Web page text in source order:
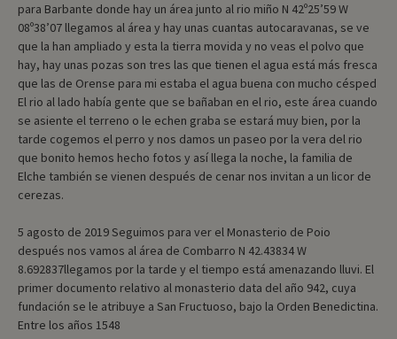
para Barbante donde hay un área junto al rio miño N 42º25’59 W
08º38’07 llegamos al área y hay unas cuantas autocaravanas, se ve
que la han ampliado y esta la tierra movida y no veas el polvo que
hay, hay unas pozas son tres las que tienen el agua está más fresca
que las de Orense para mi estaba el agua buena con mucho césped
El rio al lado había gente que se bañaban en el rio, este área cuando
se asiente el terreno o le echen graba se estará muy bien, por la
tarde cogemos el perro y nos damos un paseo por la vera del rio
que bonito hemos hecho fotos y así llega la noche, la familia de
Elche también se vienen después de cenar nos invitan a un licor de
cerezas.
5 agosto de 2019 Seguimos para ver el Monasterio de Poio
después nos vamos al área de Combarro N 42.43834 W
8.692837llegamos por la tarde y el tiempo está amenazando lluvi. El
primer documento relativo al monasterio data del año 942, cuya
fundación se le atribuye a San Fructuoso, bajo la Orden Benedictina.
Entre los años 1548